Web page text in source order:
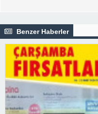
Benzer Haberler